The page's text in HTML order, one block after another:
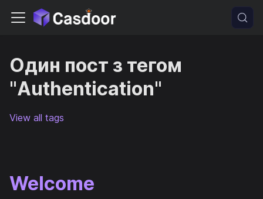
Один пост з тегом
"Authentication"
View all tags
Welcome